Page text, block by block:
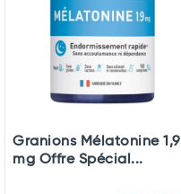
Granions Mélatonine 1,9
mg Offre Spécial...